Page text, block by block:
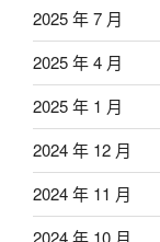
2025 年 7 月
2025 年 4 月
2025 年 1 月
2024 年 12 月
2024 年 11 月
2024 年 10 月